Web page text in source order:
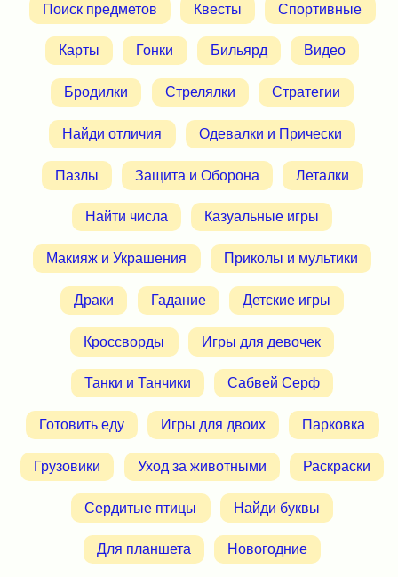
Поиск предметов Квесты Спортивные
Карты Гонки Бильярд Видео
Бродилки Стрелялки Стратегии
Найди отличия Одевалки и Прически
Пазлы Защита и Оборона Леталки
Найти числа Казуальные игры
Макияж и Украшения Приколы и мультики
Драки Гадание Детские игры
Кроссворды Игры для девочек
Танки и Танчики Сабвей Серф
Готовить еду Игры для двоих Парковка
Грузовики Уход за животными Раскраски
Сердитые птицы Найди буквы
Для планшета Новогодние